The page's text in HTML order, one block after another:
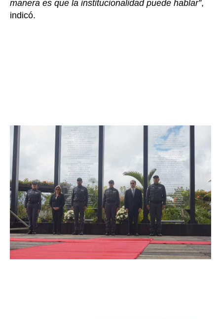
manera es que la institucionalidad puede hablar”,
indicó.